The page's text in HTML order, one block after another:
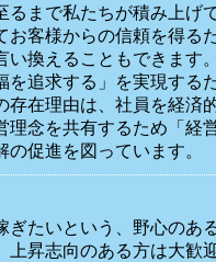
るまで私たちが積み上げ
客様からの信頼を得る
い換えることもできます
を追求する」を実現する
存在理由は、社員を経済
念を共有するため「経
促進を図っています。
ぎたいという、野心のあ
上昇志向のある方は大歓